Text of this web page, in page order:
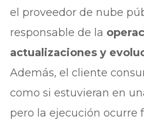
el proveedor de nube
responsable de la
actualizaciones y
Además, el cliente
como si estuvieran en
pero la ejecución ocurre